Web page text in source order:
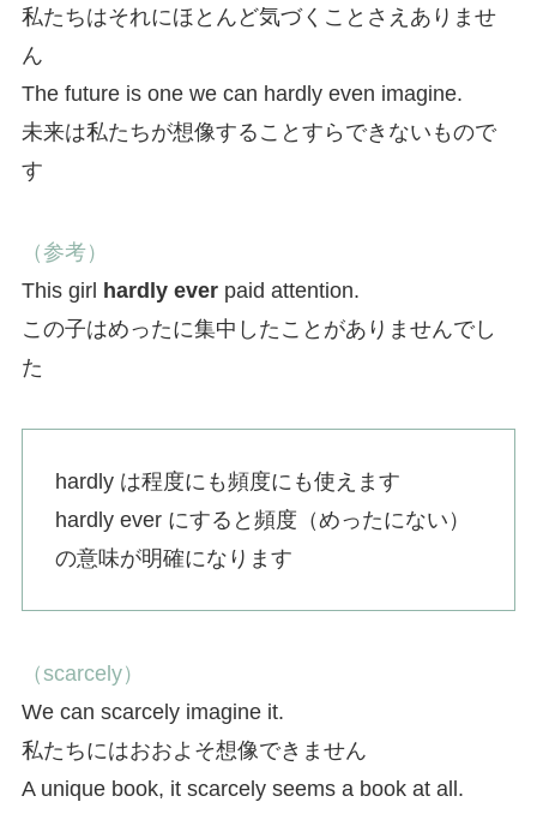
私たちはそれにほとんど気づくことさえありませ
ん
The future is one we can hardly even imagine.
未来は私たちが想像することすらできないもので
す
（参考）
This girl hardly everpaid attention.
この子はめったに集中したことがありませんでし
た
hardly は程度にも頻度にも使えます
hardly ever にすると頻度（めったにない）
の意味が明確になります
（scarcely）
We can scarcely imagine it.
私たちにはおおよそ想像できません
A unique book, it scarcely seems a book at all.